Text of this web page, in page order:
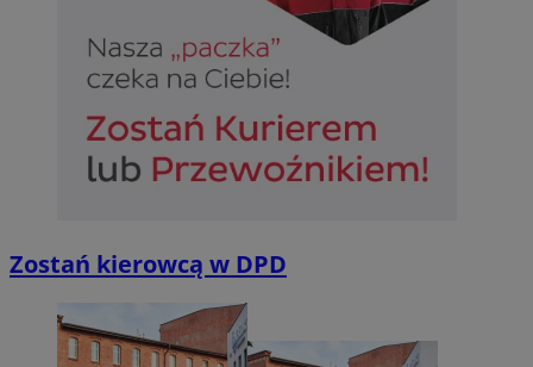
Zostań kierowcą w DPD